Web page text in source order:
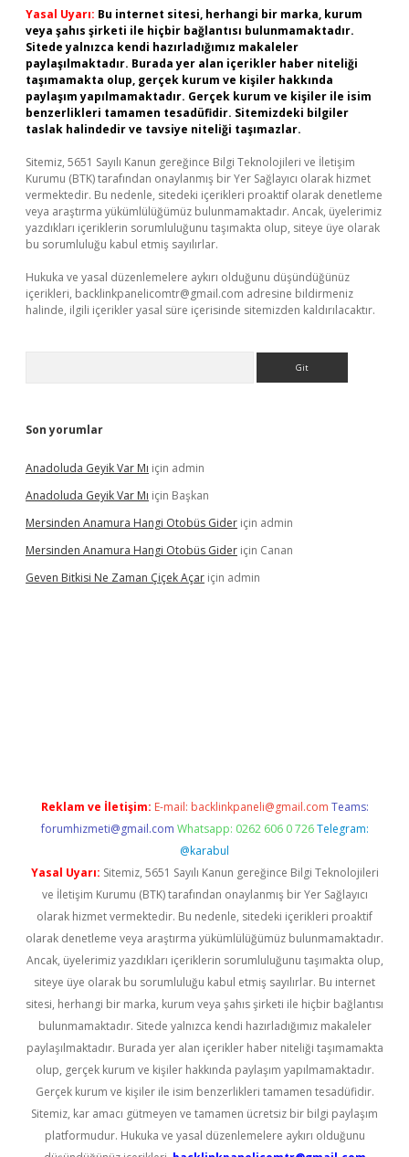
Yasal Uyarı: Bu internet sitesi, herhangi bir marka, kurum
veya şahıs şirketi ile hiçbir bağlantısı bulunmamaktadır.
Sitede yalnızca kendi hazırladığımız makaleler
paylaşılmaktadır. Burada yer alan içerikler haber niteliği
taşımamakta olup, gerçek kurum ve kişiler hakkında
paylaşım yapılmamaktadır. Gerçek kurum ve kişiler ile isim
benzerlikleri tamamen tesadüfidir. Sitemizdeki bilgiler
taslak halindedir ve tavsiye niteliği taşımazlar.
Sitemiz, 5651 Sayılı Kanun gereğince Bilgi Teknolojileri ve İletişim
Kurumu (BTK) tarafından onaylanmış bir Yer Sağlayıcı olarak hizmet
vermektedir. Bu nedenle, sitedeki içerikleri proaktif olarak denetleme
veya araştırma yükümlülüğümüz bulunmamaktadır. Ancak, üyelerimiz
yazdıkları içeriklerin sorumluluğunu taşımakta olup, siteye üye olarak
bu sorumluluğu kabul etmiş sayılırlar.
Hukuka ve yasal düzenlemelere aykırı olduğunu düşündüğünüz
içerikleri, backlinkpanelicomtr@gmail.com adresine bildirmeniz
halinde, ilgili içerikler yasal süre içerisinde sitemizden kaldırılacaktır.
Son yorumlar
Anadoluda Geyik Var Mı için admin
Anadoluda Geyik Var Mı için Başkan
Mersinden Anamura Hangi Otobüs Gider için admin
Mersinden Anamura Hangi Otobüs Gider için Canan
Geven Bitkisi Ne Zaman Çiçek Açar için admin
Reklam ve İletişim: E-mail: backlinkpaneli@gmail.com Teams:
forumhizmeti@gmail.com Whatsapp: 0262 606 0 726 Telegram:
@karabul
Yasal Uyarı: Sitemiz, 5651 Sayılı Kanun gereğince Bilgi Teknolojileri
ve İletişim Kurumu (BTK) tarafından onaylanmış bir Yer Sağlayıcı
olarak hizmet vermektedir. Bu nedenle, sitedeki içerikleri proaktif
olarak denetleme veya araştırma yükümlülüğümüz bulunmamaktadır.
Ancak, üyelerimiz yazdıkları içeriklerin sorumluluğunu taşımakta olup,
siteye üye olarak bu sorumluluğu kabul etmiş sayılırlar. Bu internet
sitesi, herhangi bir marka, kurum veya şahıs şirketi ile hiçbir bağlantısı
bulunmamaktadır. Sitede yalnızca kendi hazırladığımız makaleler
paylaşılmaktadır. Burada yer alan içerikler haber niteliği taşımamakta
olup, gerçek kurum ve kişiler hakkında paylaşım yapılmamaktadır.
Gerçek kurum ve kişiler ile isim benzerlikleri tamamen tesadüfidir.
Sitemiz, kar amacı gütmeyen ve tamamen ücretsiz bir bilgi paylaşım
platformudur. Hukuka ve yasal düzenlemelere aykırı olduğunu